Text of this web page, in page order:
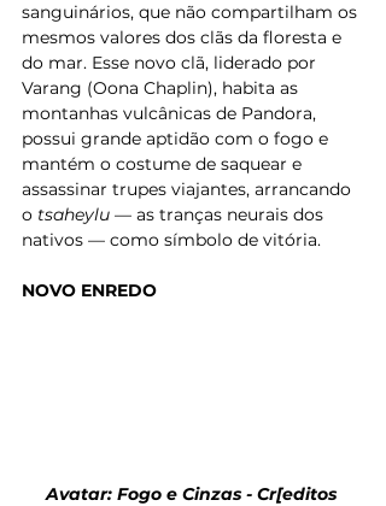
sanguinários, que não compartilham os
mesmos valores dos clãs da floresta e
do mar. Esse novo clã, liderado por
Varang (Oona Chaplin), habita as
montanhas vulcânicas de Pandora,
possui grande aptidão com o fogo e
mantém o costume de saquear e
assassinar trupes viajantes, arrancando
o tsaheylu — as tranças neurais dos
nativos — como símbolo de vitória.
NOVO ENREDO
Avatar: Fogo e Cinzas - Cr[editos